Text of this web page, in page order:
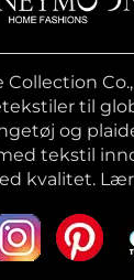
til
og
tekstil
kvalitet.